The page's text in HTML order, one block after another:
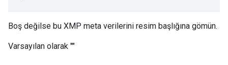
Boş değilse bu XMP meta verilerini resim başlığına gömün.
Varsayılan olarak ""